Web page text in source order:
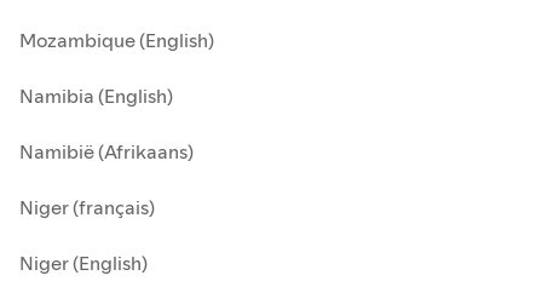
Mozambique (English)
Namibia (English)
Namibië (Afrikaans)
Niger (français)
Niger (English)